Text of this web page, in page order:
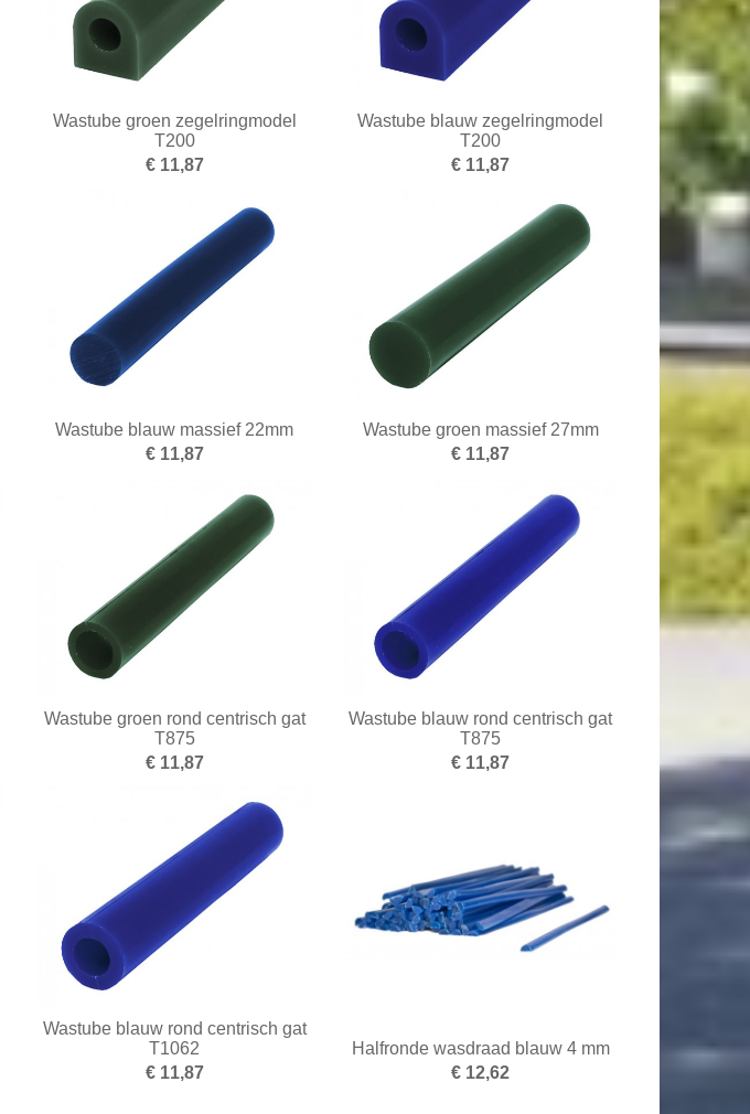
Wastube groen zegelringmodel
T200
€ 11,87
Wastube blauw zegelringmodel
T200
€ 11,87
Wastube blauw massief 22mm
€ 11,87
Wastube groen massief 27mm
€ 11,87
Wastube groen rond centrisch gat
T875
€ 11,87
Wastube blauw rond centrisch gat
T875
€ 11,87
Wastube blauw rond centrisch gat
T1062
€ 11,87
Halfronde wasdraad blauw 4 mm
€ 12,62